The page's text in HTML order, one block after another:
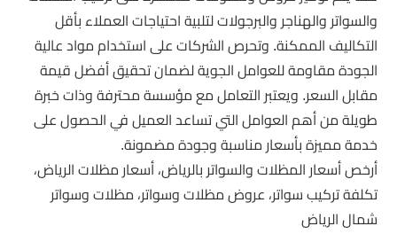
والسواتر والهناجر والبرجولات لتلبية احتياجات العملاء بأقل
التكاليف الممكنة. وتحرص الشركات على استخدام مواد عالية
الجودة مقاومة للعوامل الجوية لضمان تحقيق أفضل قيمة
مقابل السعر. ويعتبر التعامل مع مؤسسة محترفة وذات خبرة
طويلة من أهم العوامل التي تساعد العميل في الحصول على
خدمة مميزة بأسعار مناسبة وجودة مضمونة.
أرخص أسعار المظلات والسواتر بالرياض، أسعار مظلات الرياض،
تكلفة تركيب سواتر، عروض مظلات وسواتر، مظلات وسواتر
شمال الرياض